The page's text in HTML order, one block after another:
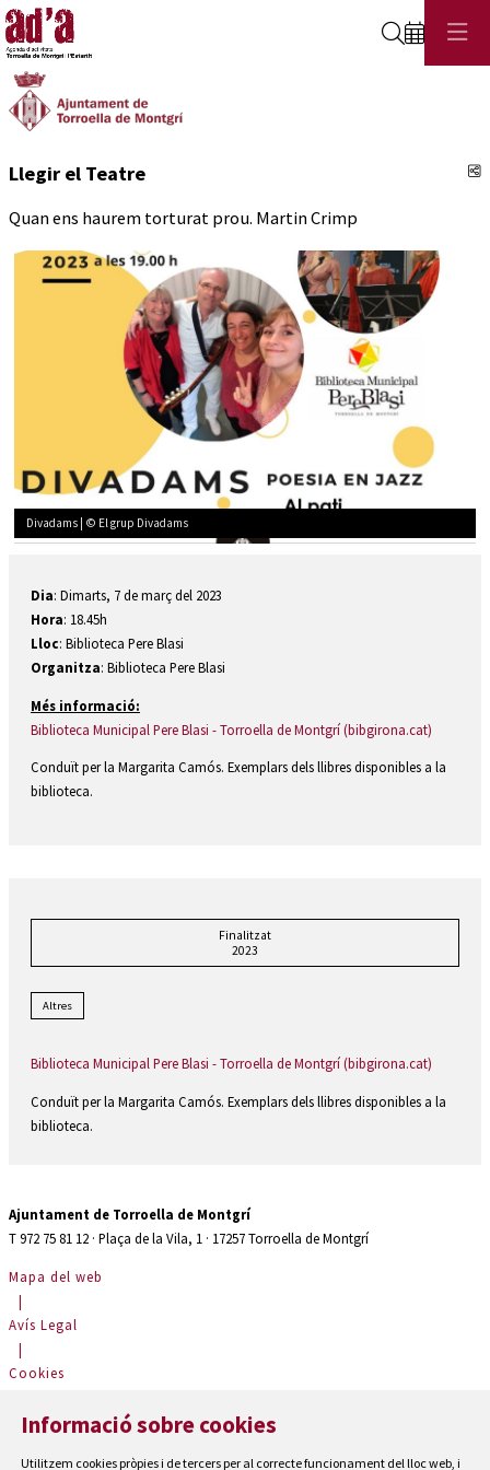
Cerca
Llegir el Teatre
Quan ens haurem torturat prou. Martin Crimp
Divadams | © El grup Divadams
Dia: Dimarts, 7 de març del 2023
Hora: 18.45h
Lloc: Biblioteca Pere Blasi
Organitza: Biblioteca Pere Blasi
Més informació:
Biblioteca Municipal Pere Blasi - Torroella de Montgrí (bibgirona.cat)
Conduït per la Margarita Camós. Exemplars dels llibres disponibles a la
biblioteca.
Finalitzat
2023
Altres
Biblioteca Municipal Pere Blasi - Torroella de Montgrí (bibgirona.cat)
Conduït per la Margarita Camós. Exemplars dels llibres disponibles a la
biblioteca.
Ajuntament de Torroella de Montgrí
T 972 75 81 12 · Plaça de la Vila, 1 · 17257 Torroella de Montgrí
Mapa del web
|
Avís Legal
|
Cookies
Contactar
Informació sobre cookies
Utilitzem cookies pròpies i de tercers per al correcte funcionament del lloc web, i